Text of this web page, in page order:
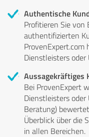
Authentische
Profitieren Sie von
authentifizierten
ProvenExpert.com
Dienstleisters
Aussagekräftiges
Bei ProvenExpert
Dienstleisters oder
Beratung)
Überblick über die
in allen Bereichen.